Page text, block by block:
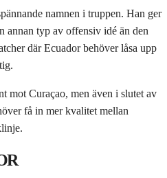
namnen i truppen. Han ger
annan typ av offensiv idé än den
där Ecuador behöver låsa upp
mot Curaçao, men även i slutet av
få in mer kvalitet mellan